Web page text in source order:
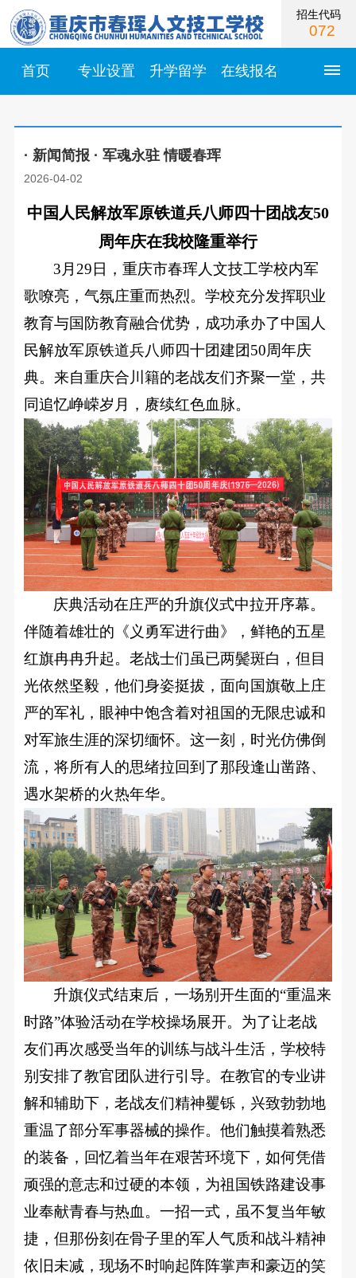
招生代码
072
首页 专业设置 升学留学 在线报名
首
页
介
学
校
简
魅
力
校
园
VR
全
景
预
览
实
训
中
心
系
我
们
校
新
闻
校
园
新
闻
最
新
公
告
专
业
设
置
升
学
学
校
企
合
作
合
作
交
流
就
业
之
星
在
线
报
名
招
贤
纳
士
校
园
招
· 新闻简报 · 军魂永驻 情暖春珲
2026-04-02
中国人民解放军原铁道兵八师四十团战友50
周年庆在我校隆重举行
3月29日，重庆市春珲人文技工学校内军
歌嘹亮，气氛庄重而热烈。学校充分发挥职业
教育与国防教育融合优势，成功承办了中国人
民解放军原铁道兵八师四十团建团50周年庆
典。来自重庆合川籍的老战友们齐聚一堂，共
同追忆峥嵘岁月，赓续红色血脉。
庆典活动在庄严的升旗仪式中拉开序幕。
伴随着雄壮的《义勇军进行曲》，鲜艳的五星
红旗冉冉升起。老战士们虽已两鬓斑白，但目
光依然坚毅，他们身姿挺拔，面向国旗敬上庄
严的军礼，眼神中饱含着对祖国的无限忠诚和
对军旅生涯的深切缅怀。这一刻，时光仿佛倒
流，将所有人的思绪拉回到了那段逢山凿路、
遇水架桥的火热年华。
升旗仪式结束后，一场别开生面的“重温来
时路”体验活动在学校操场展开。为了让老战
友们再次感受当年的训练与战斗生活，学校特
别安排了教官团队进行引导。在教官的专业讲
解和辅助下，老战友们精神矍铄，兴致勃勃地
重温了部分军事器械的操作。他们触摸着熟悉
的装备，回忆着当年在艰苦环境下，如何凭借
顽强的意志和过硬的本领，为祖国铁路建设事
业奉献青春与热血。一招一式，虽不复当年敏
捷，但那份刻在骨子里的军人气质和战斗精神
依旧未减，现场不时响起阵阵掌声和豪迈的笑